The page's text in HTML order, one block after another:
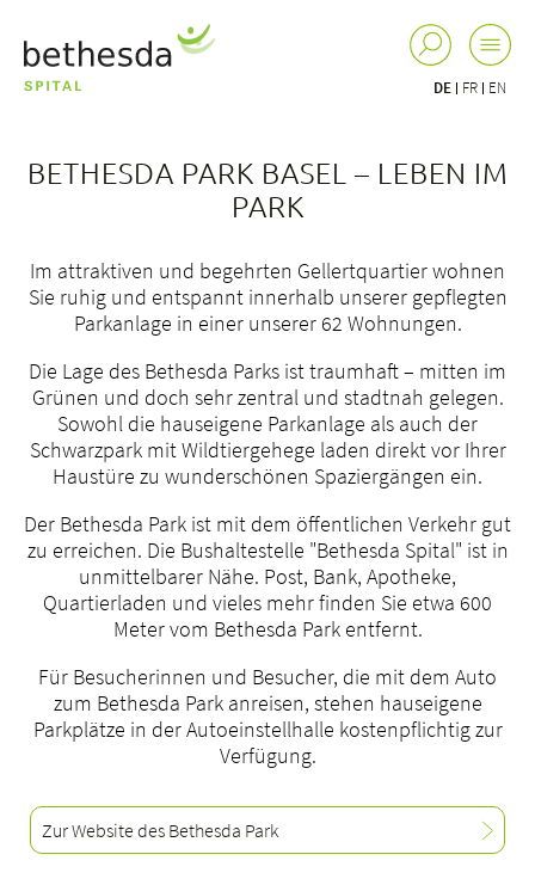
DE FR EN
Über uns
Blog
Zuweisende
Qualität
Fachbereiche
BETHESDA PARK BASEL – LEBEN IM
PARK
Im attraktiven und begehrten Gellertquartier wohnen
Sie ruhig und entspannt innerhalb unserer gepflegten
Parkanlage in einer unserer 62 Wohnungen.
Die Lage des Bethesda Parks ist traumhaft – mitten im
Grünen und doch sehr zentral und stadtnah gelegen.
Sowohl die hauseigene Parkanlage als auch der
Schwarzpark mit Wildtiergehege laden direkt vor Ihrer
Haustüre zu wunderschönen Spaziergängen ein.
Der Bethesda Park ist mit dem öffentlichen Verkehr gut
zu erreichen. Die Bushaltestelle "Bethesda Spital" ist in
unmittelbarer Nähe. Post, Bank, Apotheke,
Quartierladen und vieles mehr finden Sie etwa 600
Meter vom Bethesda Park entfernt.
Für Besucherinnen und Besucher, die mit dem Auto
zum Bethesda Park anreisen, stehen hauseigene
Parkplätze in der Autoeinstellhalle kostenpflichtig zur
Verfügung.
Zur Website des Bethesda Park